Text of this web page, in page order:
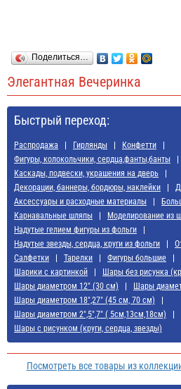
Поделиться…
Элегантная Вечеринка
Быстрый переход:
Распродажа Гирлянды
Конфетти
Фигуры, колокольчики, сердца,фанты,банты
Каскады, подвески, украшения на дверь
Декорации, баннеры, бордюры, наклейки
Аксессуары и расходные материалы
Карнавальные шляпы
Моделирование из
Надутые гелием фигуры из фольги
Надутые звезды, сердца, круги из фольги
Салфетки
Тарелки Фигуры большие
Шарики с картинкой
Шары без рисунка
Шары диаметром 12" (30 см)
Шары
Шары диаметром 18",27" (45 см, 70 см)
Шары диаметром 2",5",7" ( 5см,13см,18см)
Шары с рисунком (круги, сердца, звезды)
Посмотреть все товары из